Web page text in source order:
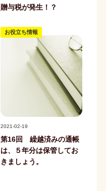
贈与税が発生！？
お役立ち情報
2021-02-19
第16回 繰越済みの通帳
は、５年分は保管してお
きましょう。